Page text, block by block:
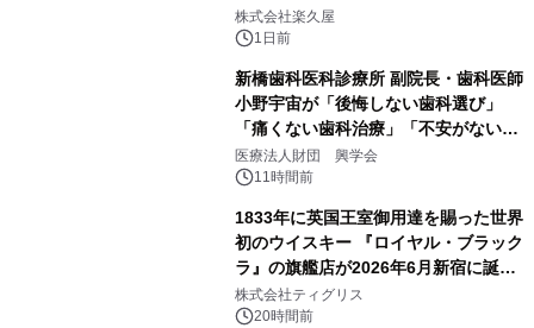
メニューを提供
株式会社楽久屋
1日前
新橋歯科医科診療所 副院長・歯科医師
小野宇宙が「後悔しない歯科選び」
「痛くない歯科治療」「不安がない治
療計画」をテーマに専門監修
医療法人財団 興学会
11時間前
1833年に英国王室御用達を賜った世界
初のウイスキー 『ロイヤル・ブラック
ラ』の旗艦店が2026年6月新宿に誕
生 バカルディ ジャパンと連携した
没入型バー「BAR Arca」
株式会社ティグリス
20時間前